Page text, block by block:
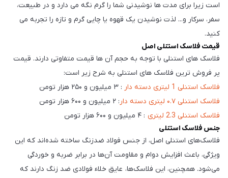
است زیرا برای مدت ها نوشیدنی شما را گرم نگه می دارد و در طبیعت،
سفر، سرکار و... لذت نوشیدن یک قهوه یا چایی گرم و تازه را تجربه می
کنید.
قیمت فلاسک استنلی اصل
فلاسک های استنلی با توجه به حجم آن ها قیمت متفاوتی دارند. قیمت
پر فروش ترین فلاسک های استنلی به شرح زیر است:
فلاسک استنلی 1 لیتری دسته دار
: ۳ میلیون و ۲۵۰ هزار تومن
فلاسک استنلی ۰.۷ لیتری دسته دار
: ۲ میلیون و ۶۰۰ هزار تومن
فلاسک استنلی 2.3 لیتری
: ۴ میلیون و ۶۰۰ هزار تومن
جنس فلاسک استنلی
فلاسک‌های استنلی اصل، از جنس فولاد ضدزنگ ساخته شده‌اند که این
ویژگی، باعث افزایش دوام و مقاومت آن‌ها در برابر ضربه و خوردگی
می‌شود. همچنین، این فلاسک‌ها، عایق خلاء فولادی ضد زنگ دارند که